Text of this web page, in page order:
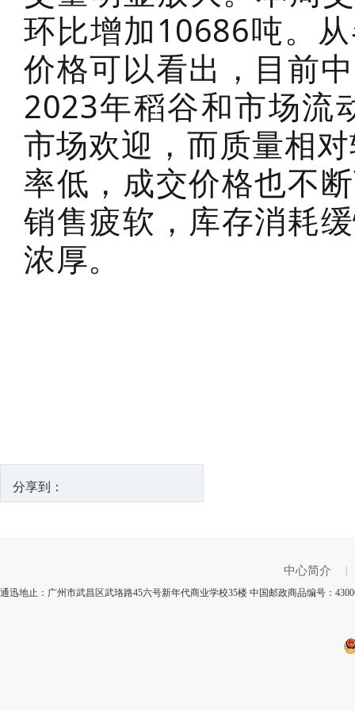
环比增加10686吨。
价格可以看出，目前
2023年稻谷和市场流
市场欢迎，而质量相
率低，成交价格也不
销售疲软，库存消耗
浓厚。
分享到：
中心简介
通迅地止：广州市武昌区武珞路45六号新年代商业学校35楼 中国邮政商品编号：